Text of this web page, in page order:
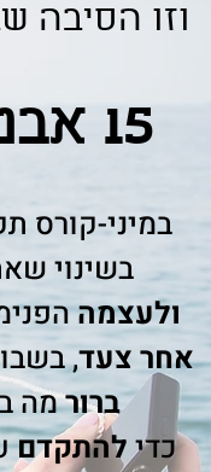
וזו הסיבה
15 אבני הדרך לשינוי
במיני-קורס
בשינוי
ולעצמה
אחר צעד,
ברורמה
כדילהתקדם